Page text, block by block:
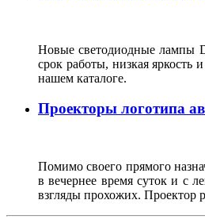
Новые светодиодные лампы
срок работы, низкая
нашем каталоге.
Проекторы логотипа
Помимо своего прямого
в вечернее время суток и с
взгляды прохожих. Проектор